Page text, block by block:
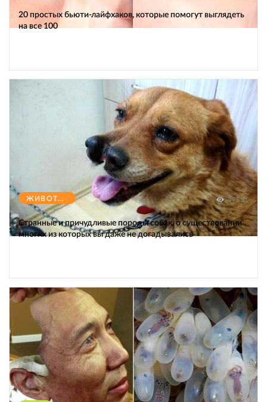
20 простых бьюти-лайфхаков, которые помогут выглядеть
на все 100
ЖИВОТНЫЕ 47551
Странные и причудливые породы собак, о существовании
многих из которых вы даже не догадывались